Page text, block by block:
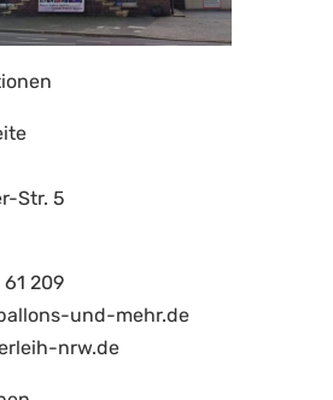
Str. 5
61 209
und-mehr.de
nrw.de